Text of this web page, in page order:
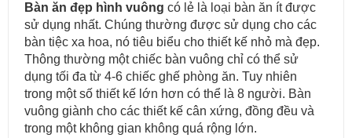
Bàn ăn đẹp hình vuông có lẻ là loại bàn ăn ít được
sử dụng nhất. Chúng thường được sử dụng cho các
bàn tiệc xa hoa, nó tiêu biểu cho thiết kế nhỏ mà đẹp.
Thông thường một chiếc bàn vuông chỉ có thể sử
dụng tối đa từ 4-6 chiếc ghế phòng ăn. Tuy nhiên
trong một số thiết kế lớn hơn có thể là 8 người. Bàn
vuông giành cho các thiết kế cân xứng, đồng đều và
trong một không gian không quá rộng lớn.